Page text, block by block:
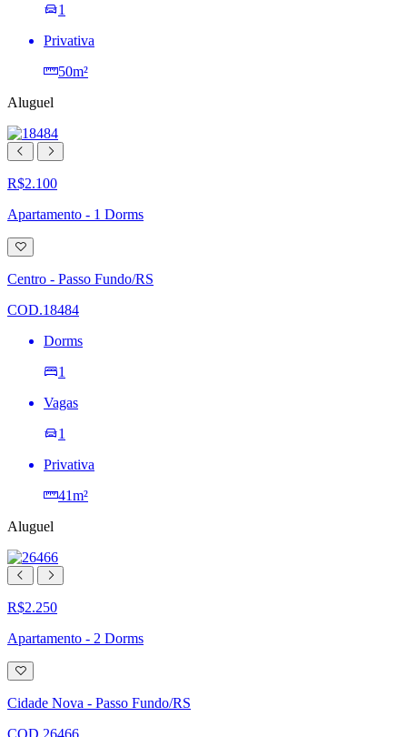
1
Privativa
50m²
Aluguel
R$2.100
Apartamento - 1 Dorms
Adicionar
à
lista
de
Centro - Passo Fundo/RS
COD.18484
Dorms
1
Vagas
1
Privativa
41m²
Aluguel
R$2.250
Apartamento - 2 Dorms
Adicionar
à
lista
de
Cidade Nova - Passo Fundo/RS